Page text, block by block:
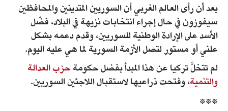
بعد أن رأى العالم الغربي أن السوريين المتدينين والمحافظين
سيفوزون في حال إجراء انتخابات نزيهة في البلاد، فضّل
الأسد على الإرادة الوطنية للسوريين، وقدم دعمه بشكل
علني أو مستور لتصل الأزمة السورية لما هي عليه اليوم.
لم تتخلَّ تركيا عن هذا المبدأ بفضل حكومةحزب العدالة
والتنمية، وفتحت ذراعيها لاستقبال اللاجئين السوريين.
***